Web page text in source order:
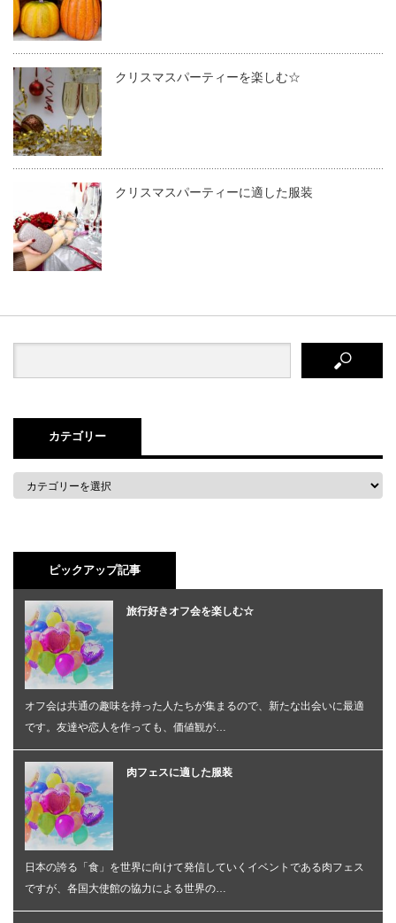
クリスマスパーティーを楽しむ☆
クリスマスパーティーに適した服装
カテゴリー
ピックアップ記事
旅行好きオフ会を楽しむ☆
オフ会は共通の趣味を持った人たちが集まるので、新たな出会いに最適
です。友達や恋人を作っても、価値観が…
肉フェスに適した服装
日本の誇る「食」を世界に向けて発信していくイベントである肉フェス
ですが、各国大使館の協力による世界の…